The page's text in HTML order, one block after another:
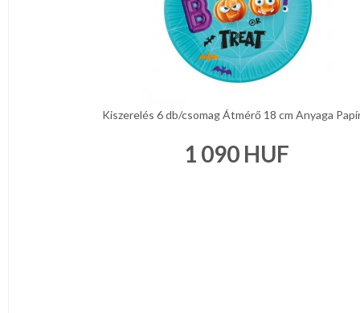
Kiszerelés 6 db/csomag Átmérő 18 cm Anyaga
1 090 HUF